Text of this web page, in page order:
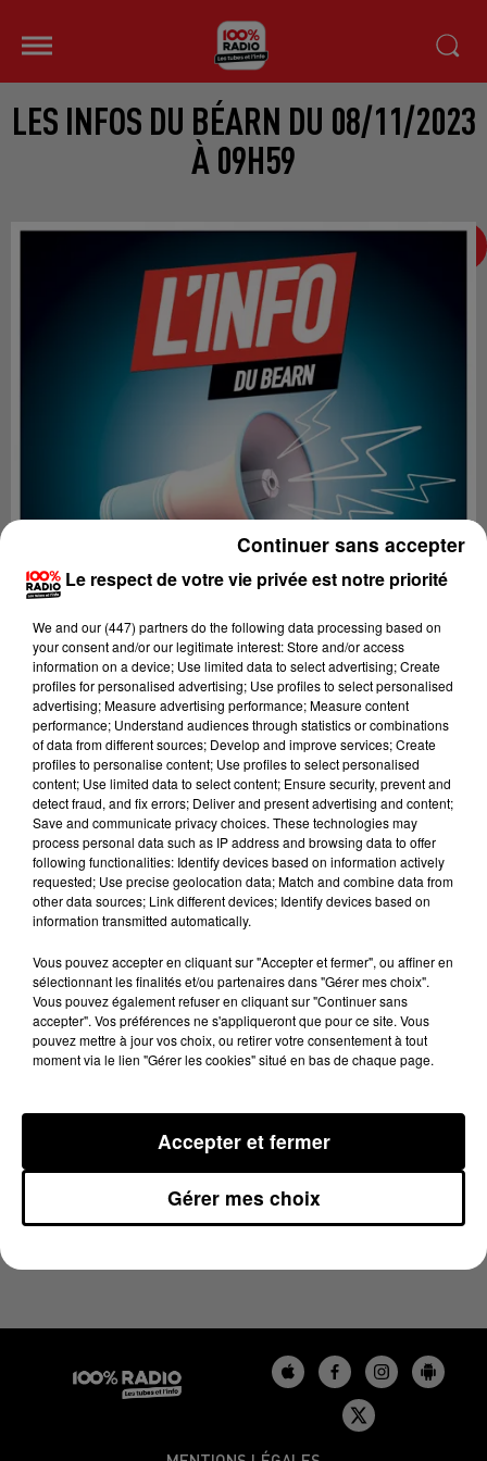
LES INFOS DU BÉARN DU 08/11/2023
À 09H59
Lecture (2 min 22 sec)
100%
8 novembre 2023 - 2 min 22 sec
LES INFOS DU BÉARN DU 08/11/2023 À 09H59
Le respect de votre vie privée est notre priorité
We and our (447) partnersdo the following data processing based on
your consent and/or our legitimate interest: Store and/or access
information on a device; Use limited data to select advertising; Create
profiles for personalised advertising; Use profiles to select personalised
advertising; Measure advertising performance; Measure content
performance; Understand audiences through statistics or combinations
of data from different sources; Develop and improve services; Create
profiles to personalise content; Use profiles to select personalised
content; Use limited data to select content; Ensure security, prevent and
detect fraud, and fix errors; Deliver and present advertising and content;
Save and communicate privacy choices. These technologies may
process personal data such as IP address and browsing data to offer
following functionalities: Identify devices based on information actively
requested; Use precise geolocation data; Match and combine data from
other data sources; Link different devices; Identify devices based on
information transmitted automatically.
Vous pouvez accepter en cliquant sur "Accepter et fermer", ou affiner en
sélectionnant les finalités et/ou partenaires dans "Gérer mes choix".
Vous pouvez également refuser en cliquant sur "Continuer sans
accepter". Vos préférences ne s'appliqueront que pour ce site. Vous
pouvez mettre à jour vos choix, ou retirer votre consentement à tout
moment via le lien "Gérer les cookies" situé en bas de chaque page.
Gérer mes choix
Accepter et fermer
Continuer sans accepter